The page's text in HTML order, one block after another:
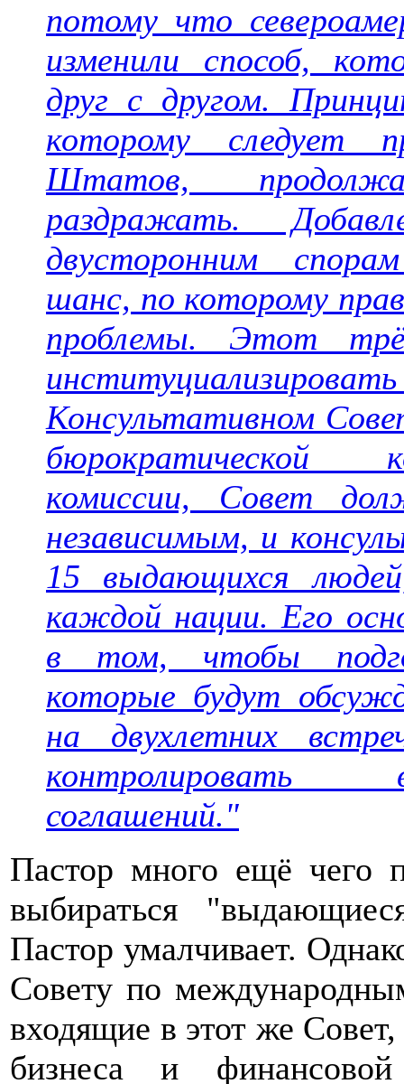
потому что
изменили способ,
друг с другом.
которому следует
Штатов,
раздражать.
двусторонним
шанс, по которому
проблемы. Этот
Консультативном
бюрократической
комиссии, Совет
независимым, и
15 выдающихся
каждой нации. Его
в том, чтобы
которые будут
на двухлетних
контролировать
соглашений."
Пастор много ещё чего
выбираться
Пастор умалчивает.
Совету по
входящие в этот же Совет,
бизнеса и